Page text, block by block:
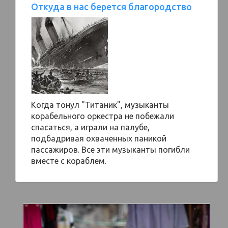
Откуда в нас берется благородство
Когда тонул "Титаник", музыканты
корабельного оркестра не побежали
спасаться, а играли на палубе,
подбадривая охваченных паникой
пассажиров. Все эти музыканты погибли
вместе с кораблем.